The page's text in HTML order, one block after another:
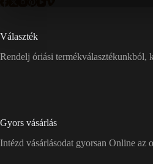
Választék
Rendelj óriási termékválasztékunkból,
Gyors vásárlás
Intézd vásárlásodat gyorsan Online az